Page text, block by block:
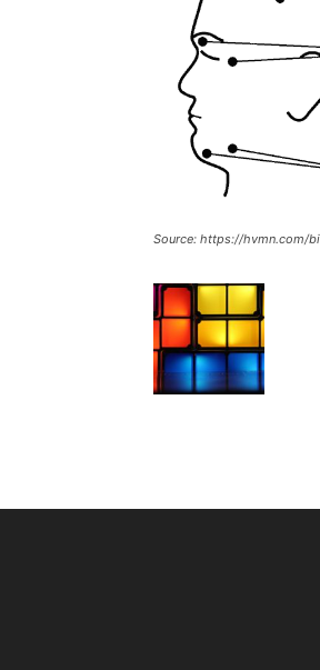
Source: https://hvmn.com/